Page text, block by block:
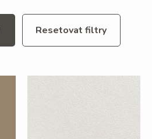
Resetovat filtry